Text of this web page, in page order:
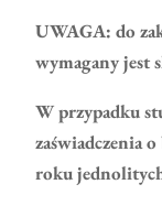
UWAGA: do
wymagany jest
W przypadku
zaświadczenia
roku